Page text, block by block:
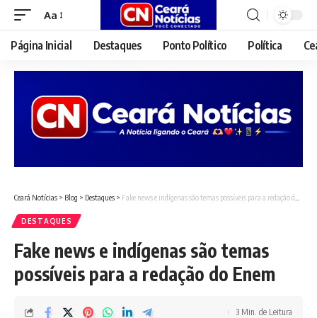
Font
Resizer
Aa
Página Inicial Destaques Ponto Político Política
Ceará Notícias > Blog > Destaques > Fake news e indígenas são temas possíveis para a redação do Enem
DESTAQUES
Fake news e indígenas são temas
possíveis para a redação do Enem
3 Min. de Leitura